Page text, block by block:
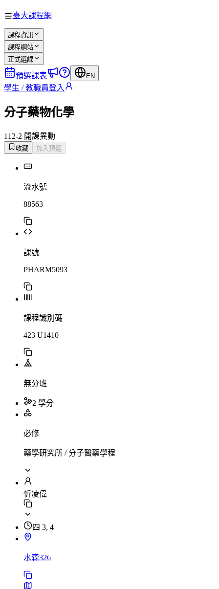
臺大課程網
課程資訊
課程網站
正式選課
預選課表 EN
學生 / 教職員登入
分子藥物化學
112-2 開課異動
收藏 加入預選
流水號
88563
課號
PHARM5093
課程識別碼
423 U1410
無分班
2 學分
必修
藥學研究所 / 分子醫藥學程
忻凌偉
四 3, 4
水森326